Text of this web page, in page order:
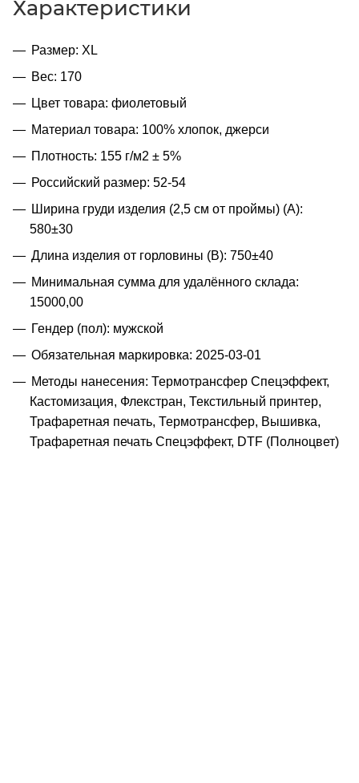
Характеристики
Размер: XL
Вес: 170
Цвет товара: фиолетовый
Материал товара: 100% хлопок, джерси
Плотность: 155 г/м2 ± 5%
Российский размер: 52-54
Ширина груди изделия (2,5 см от проймы) (A):
580±30
Длина изделия от горловины (B): 750±40
Минимальная сумма для удалённого склада:
15000,00
Гендер (пол): мужской
Обязательная маркировка: 2025-03-01
Методы нанесения: Термотрансфер Спецэффект,
Кастомизация, Флекстран, Текстильный принтер,
Трафаретная печать, Термотрансфер, Вышивка,
Трафаретная печать Спецэффект, DTF (Полноцвет)